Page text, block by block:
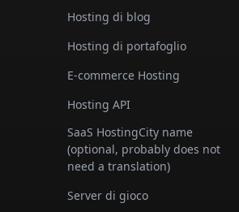
Hosting di blog
Hosting di portafoglio
E-commerce Hosting
Hosting API
SaaS HostingCity name
(optional, probably does not
need a translation)
Server di gioco